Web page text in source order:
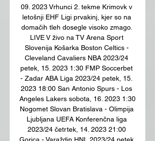
09. 2023 Vrhunci 2. tekme Krimovk v
letošnji EHF Ligi prvakinj, kjer so na
domačih tleh dosegle visoko zmago.
LIVE V živo na TV Arena Sport
Slovenija Košarka Boston Celtics -
Cleveland Cavaliers NBA 2023/24
petek, 15. 2023 1:30 FMP Soccerbet
- Zadar ABA Liga 2023/24 petek, 15.
2023 18:00 San Antonio Spurs - Los
Angeles Lakers sobota, 16. 2023 1:30
Nogomet Slovan Bratislava - Olimpija
Ljubljana UEFA Konferenčna liga
2023/24 četrtek, 14. 2023 21:00